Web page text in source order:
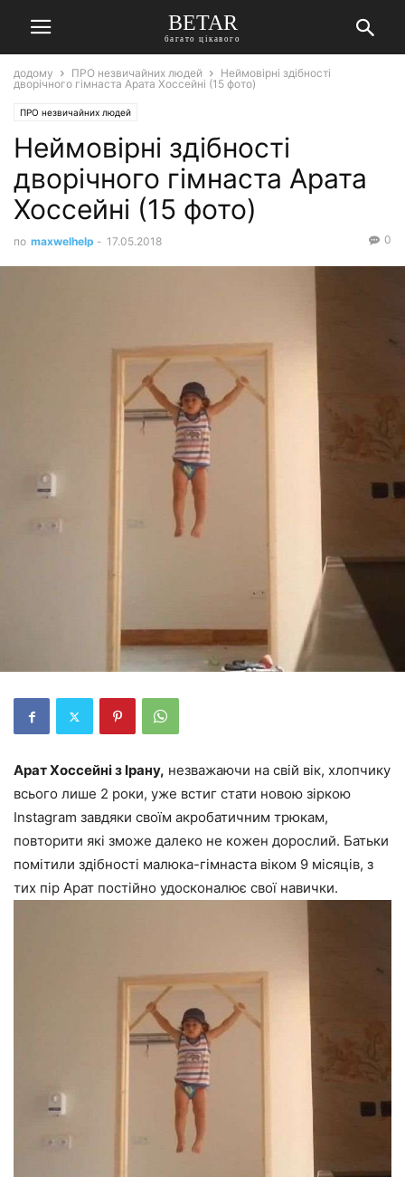
BETAR
багато цікавого
додому ПРО незвичайних людей
Неймовірні здібності
дворічного гімнаста Арата Хоссейні (15 фото)
ПРО незвичайних людей
Неймовірні здібності
дворічного гімнаста Арата
Хоссейні (15 фото)
по maxwelhelp - 17.05.2018 0
Арат Хоссейні з Ірану, незважаючи на свій вік, хлопчику
всього лише 2 роки, уже встиг стати новою зіркою
Instagram завдяки своїм акробатичним трюкам,
повторити які зможе далеко не кожен дорослий. Батьки
помітили здібності малюка-гімнаста віком 9 місяців, з
тих пір Арат постійно удосконалює свої навички.